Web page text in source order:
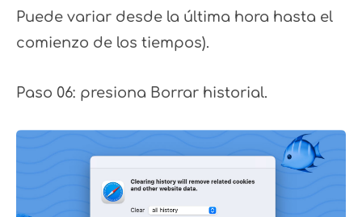
Puede variar desde la última hora hasta el
comienzo de los tiempos).
Paso 06: presiona Borrar historial.